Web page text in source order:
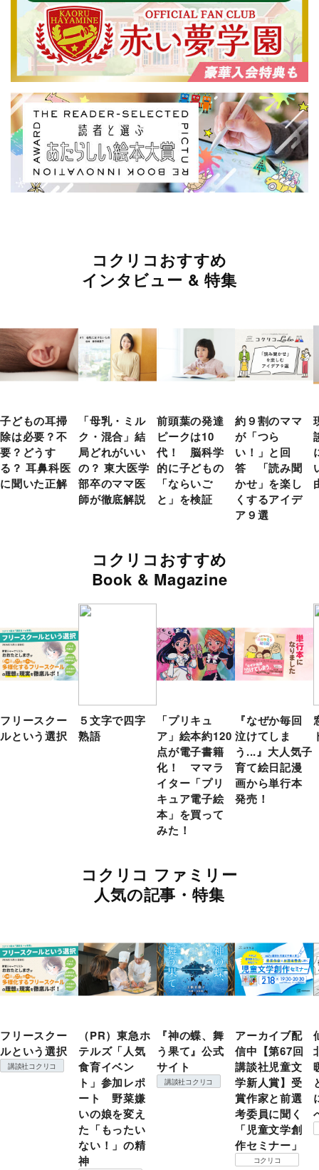
コクリコおすすめ
インタビュー & 特集
子どもの耳掃
除は必要？不
要？どうす
る？ 耳鼻科医
に聞いた正解
「母乳・ミル
ク・混合」結
局どれがいい
の？ 東大医学
部卒のママ医
師が徹底解説
前頭葉の発達
ピークは10
代！ 脳科学
的に子どもの
「ならいご
と」を検証
約９割のママ
が「つら
い！」と回
答 「読み聞
かせ」を楽し
くするアイデ
ア９選
コクリコおすすめ
Book & Magazine
フリースクー
ルという選択
５文字で四字
熟語
「プリキュ
ア」絵本約120
点が電子書籍
化！ ママラ
イター「プリ
キュア電子絵
本」を買って
みた！
『なぜか毎回
泣けてしま
う...』大人気子
育て絵日記漫
画から単行本
発売！
コクリコ ファミリー
人気の記事・特集
フリースクー
ルという選択
講談社コクリコ
（PR）東急ホ
テルズ「人気
食育イベン
ト」参加レポ
ート 野菜嫌
いの娘を変え
た「もったい
ない！」の精
神
『神の蝶、舞
う果て』公式
サイト
講談社コクリコ
アーカイブ配
信中【第67回
講談社児童文
学新人賞】受
賞作家と前選
考委員に聞く
「児童文学創
作セミナー」
コクリコ